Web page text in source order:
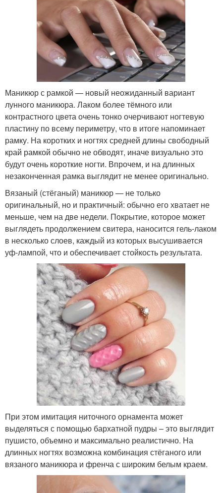
Маникюр с рамкой — новый неожиданный вариант
лунного маникюра. Лаком более тёмного или
контрастного цвета очень тонко очерчивают ногтевую
пластину по всему периметру, что в итоге напоминает
рамку. На коротких и ногтях средней длины свободный
край рамкой обычно не обводят, иначе визуально это
будут очень короткие ногти. Впрочем, и на длинных
незаконченная рамка выглядит не менее оригинально.
Вязаный (стёганый) маникюр — не только
оригинальный, но и практичный: обычно его хватает не
меньше, чем на две недели. Покрытие, которое может
выглядеть продолжением свитера, наносится гель-лаком
в несколько слоев, каждый из которых высушивается
уф-лампой, что и обеспечивает стойкость результата.
При этом имитация ниточного орнамента может
выделяться с помощью бархатной пудры – это выглядит
пушисто, объемно и максимально реалистично. На
длинных ногтях возможна комбинация стёганого или
вязаного маникюра и френча с широким белым краем.